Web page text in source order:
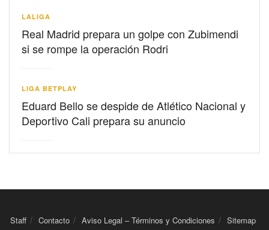
LALIGA
Real Madrid prepara un golpe con Zubimendi
si se rompe la operación Rodri
LIGA BETPLAY
Eduard Bello se despide de Atlético Nacional y
Deportivo Cali prepara su anuncio
Staff Contacto Aviso Legal – Términos y Condiciones Sitemap